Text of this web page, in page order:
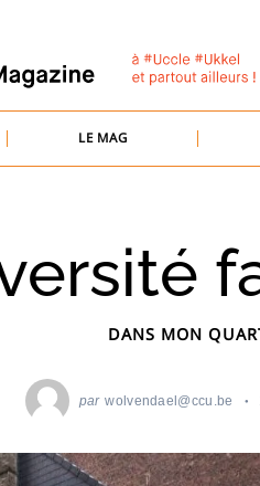
LE MAG
DANS MON
par wolvendael@ccu.be